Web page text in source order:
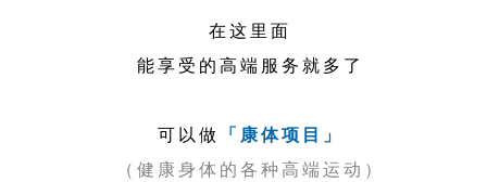
在这里面
能享受的高端服务就多了
可以做 「康体项目」
（健康身体的各种高端运动）